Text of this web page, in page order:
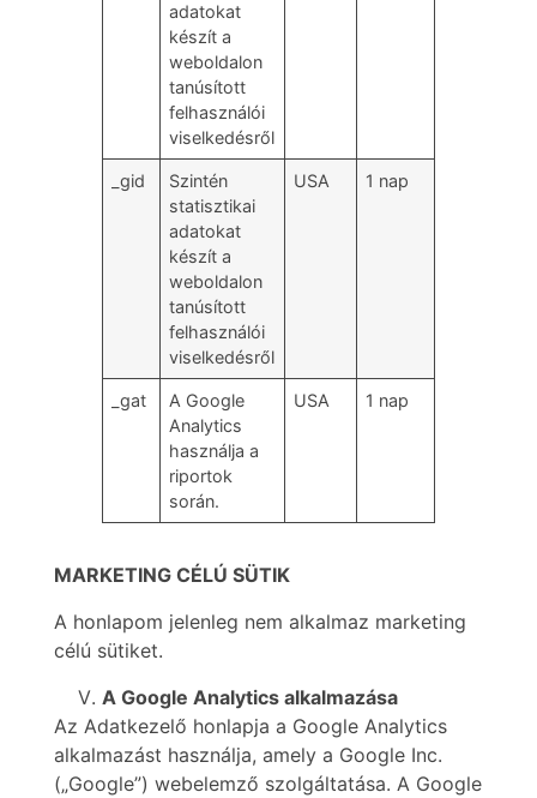
adatokat
készít a
weboldalon
tanúsított
felhasználói
viselkedésről
_gid
Szintén
statisztikai
adatokat
készít a
weboldalon
tanúsított
felhasználói
viselkedésről
USA 1 nap
_gat
A Google
Analytics
használja a
riportok
során.
USA 1 nap
MARKETING CÉLÚ SÜTIK
A honlapom jelenleg nem alkalmaz marketing
célú sütiket.
A Google Analytics alkalmazása
Az Adatkezelő honlapja a Google Analytics
alkalmazást használja, amely a Google Inc.
(„Google”) webelemző szolgáltatása. A Google